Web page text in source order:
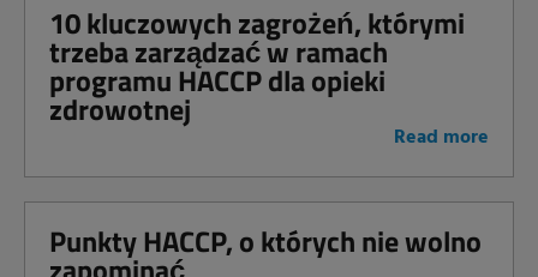
10 kluczowych zagrożeń, którymi
trzeba zarządzać w ramach
programu HACCP dla opieki
zdrowotnej
Read more
Punkty HACCP, o których nie wolno